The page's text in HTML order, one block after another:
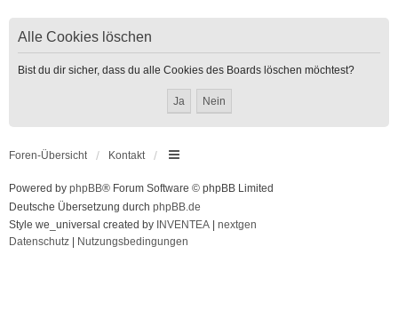
Alle Cookies löschen
Bist du dir sicher, dass du alle Cookies des Boards löschen möchtest?
Foren-Übersicht Kontakt
Powered by phpBB® Forum Software © phpBB Limited
Deutsche Übersetzung durch phpBB.de
Style we_universal created by INVENTEA
nextgen
Datenschutz
Nutzungsbedingungen